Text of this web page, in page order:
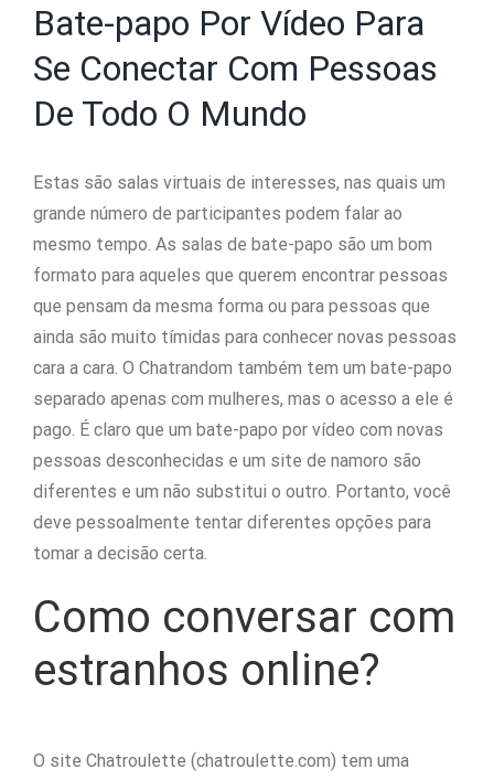
Bate-papo Por Vídeo Para
Se Conectar Com Pessoas
De Todo O Mundo
Estas são salas virtuais de interesses, nas quais um
grande número de participantes podem falar ao
mesmo tempo. As salas de bate-papo são um bom
formato para aqueles que querem encontrar pessoas
que pensam da mesma forma ou para pessoas que
ainda são muito tímidas para conhecer novas pessoas
cara a cara. O Chatrandom também tem um bate-papo
separado apenas com mulheres, mas o acesso a ele é
pago. É claro que um bate-papo por vídeo com novas
pessoas desconhecidas e um site de namoro são
diferentes e um não substitui o outro. Portanto, você
deve pessoalmente tentar diferentes opções para
tomar a decisão certa.
Como conversar com
estranhos online?
O site Chatroulette (chatroulette.com) tem uma